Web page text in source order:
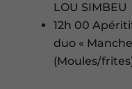
LOU SIMBEU
12h 00
duo «
(Moules/